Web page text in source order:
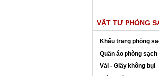
VẬT TƯ PHÒNG
Khẩu trang phòng
Quần áo phòng sạch
Vải - Giấy không bụi